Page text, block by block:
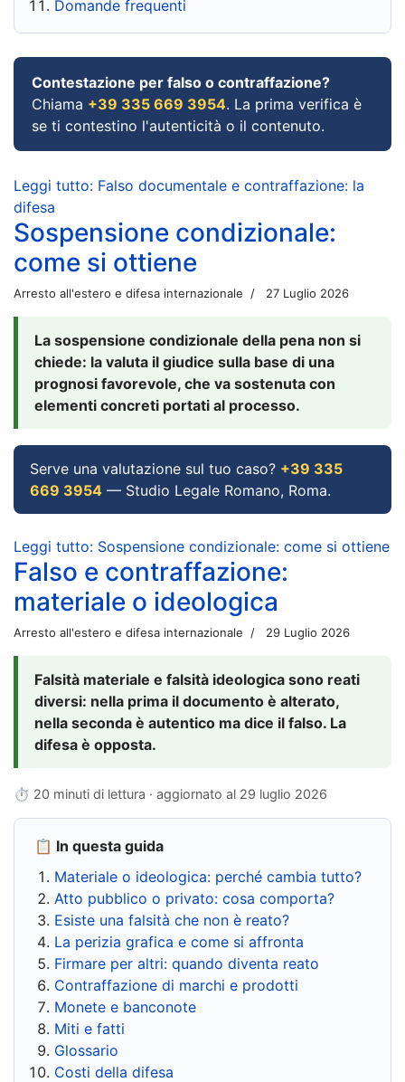
Domande frequenti
Contestazione per falso o contraffazione?
Chiama +39 335 669 3954. La prima verifica è
se ti contestino l'autenticità o il contenuto.
Leggi tutto: Falso documentale e contraffazione: la
difesa
Sospensione condizionale:
come si ottiene
Arresto all'estero e difesa internazionale 27 Luglio 2026
La sospensione condizionale della pena non si
chiede: la valuta il giudice sulla base di una
prognosi favorevole, che va sostenuta con
elementi concreti portati al processo.
Serve una valutazione sul tuo caso? +39 335
669 3954 — Studio Legale Romano, Roma.
Leggi tutto: Sospensione condizionale: come si ottiene
Falso e contraffazione:
materiale o ideologica
Arresto all'estero e difesa internazionale 29 Luglio 2026
Falsità materiale e falsità ideologica sono reati
diversi: nella prima il documento è alterato,
nella seconda è autentico ma dice il falso. La
difesa è opposta.
⏱ 20 minuti di lettura · aggiornato al 29 luglio 2026
📋 In questa guida
Materiale o ideologica: perché cambia tutto?
Atto pubblico o privato: cosa comporta?
Esiste una falsità che non è reato?
La perizia grafica e come si affronta
Firmare per altri: quando diventa reato
Contraffazione di marchi e prodotti
Monete e banconote
Miti e fatti
Glossario
Costi della difesa